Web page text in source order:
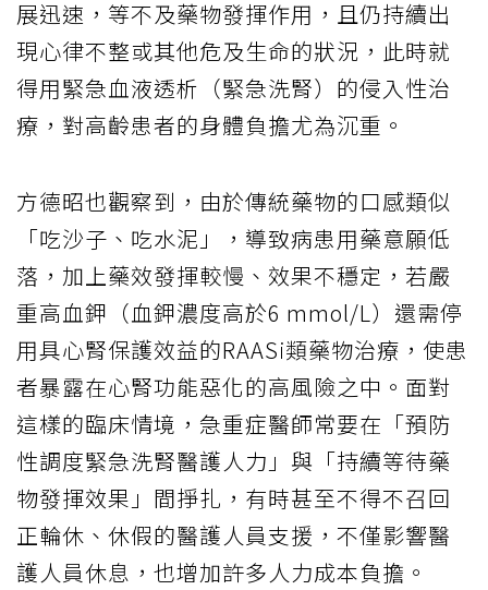
展迅速，等不及藥物發揮作用，且仍持續出
現心律不整或其他危及生命的狀況，此時就
得用緊急血液透析（緊急洗腎）的侵入性治
療，對高齡患者的身體負擔尤為沉重。
方德昭也觀察到，由於傳統藥物的口感類似
「吃沙子、吃水泥」，導致病患用藥意願低
落，加上藥效發揮較慢、效果不穩定，若嚴
重高血鉀（血鉀濃度高於6 mmol/L）還需停
用具心腎保護效益的RAASi類藥物治療，使患
者暴露在心腎功能惡化的高風險之中。面對
這樣的臨床情境，急重症醫師常要在「預防
性調度緊急洗腎醫護人力」與「持續等待藥
物發揮效果」間掙扎，有時甚至不得不召回
正輪休、休假的醫護人員支援，不僅影響醫
護人員休息，也增加許多人力成本負擔。